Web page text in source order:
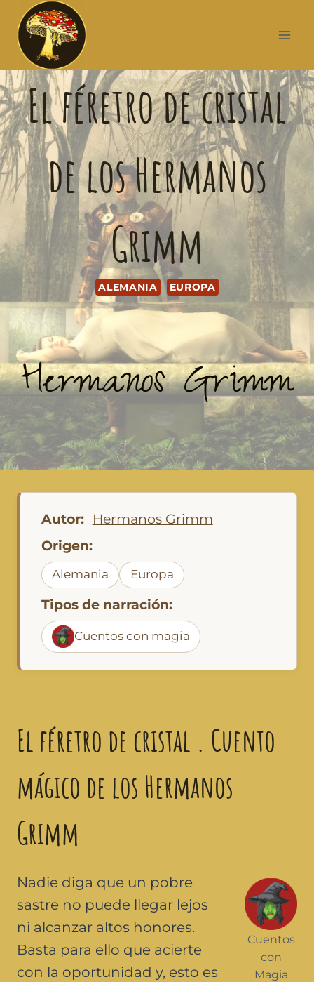
El féretro de cristal
de los Hermanos
Grimm
ALEMANIA EUROPA
Hermanos Grimm
Autor:
Hermanos Grimm
Origen:
Alemania Europa
Tipos de narración:
Cuentos con magia
El féretro de cristal . Cuento
mágico de los Hermanos
Grimm
Cuentos
con
Magia
Nadie diga que un pobre
sastre no puede llegar lejos
ni alcanzar altos honores.
Basta para ello que acierte
con la oportunidad y, esto es